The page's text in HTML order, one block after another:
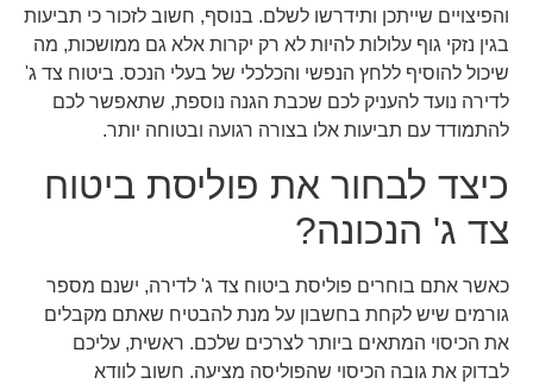
והפיצויים שייתכן ותידרשו לשלם. בנוסף, חשוב לזכור כי תביעות
בגין נזקי גוף עלולות להיות לא רק יקרות אלא גם ממושכות, מה
שיכול להוסיף ללחץ הנפשי והכלכלי של בעלי הנכס. ביטוח צד ג'
לדירה נועד להעניק לכם שכבת הגנה נוספת, שתאפשר לכם
להתמודד עם תביעות אלו בצורה רגועה ובטוחה יותר.
כיצד לבחור את פוליסת ביטוח
צד ג' הנכונה?
כאשר אתם בוחרים פוליסת ביטוח צד ג' לדירה, ישנם מספר
גורמים שיש לקחת בחשבון על מנת להבטיח שאתם מקבלים
את הכיסוי המתאים ביותר לצרכים שלכם. ראשית, עליכם
לבדוק את גובה הכיסוי שהפוליסה מציעה. חשוב לוודא